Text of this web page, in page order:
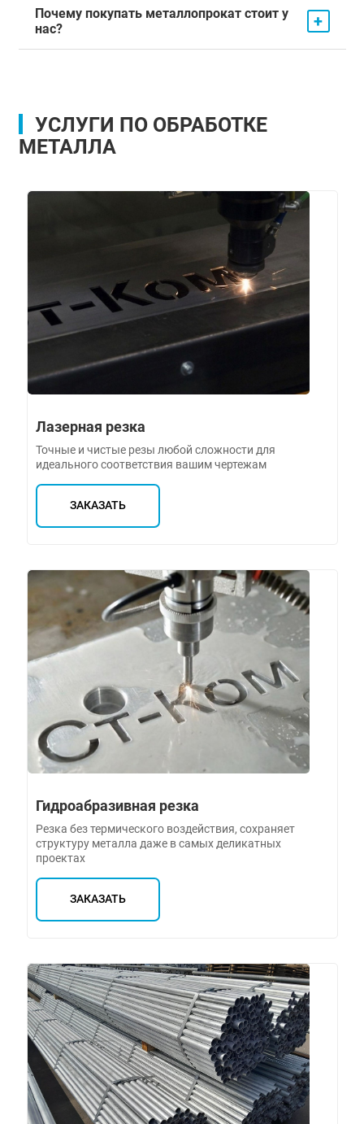
Почему покупать металлопрокат стоит у
нас?
+
УСЛУГИ ПО ОБРАБОТКЕ
МЕТАЛЛА
Лазерная резка
Точные и чистые резы любой сложности для
идеального соответствия вашим чертежам
ЗАКАЗАТЬ
Гидроабразивная резка
Резка без термического воздействия, сохраняет
структуру металла даже в самых деликатных
проектах
ЗАКАЗАТЬ